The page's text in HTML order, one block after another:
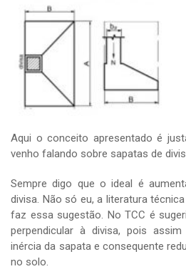
Aqui o conceito apresentado é
venho falando sobre sapatas de
Sempre digo que o ideal é
divisa. Não só eu, a literatura
faz essa sugestão. No TCC é
perpendicular à divisa, pois
inércia da sapata e consequente
no solo.